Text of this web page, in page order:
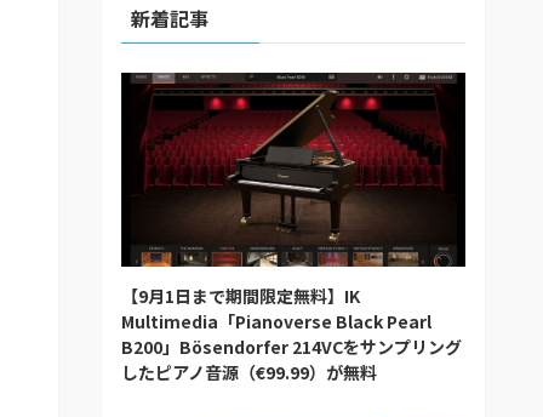
新着記事
【9月1日まで期間限定無料】IK
Multimedia「Pianoverse Black Pearl
B200」Bösendorfer 214VCをサンプリング
したピアノ音源（€99.99）が無料